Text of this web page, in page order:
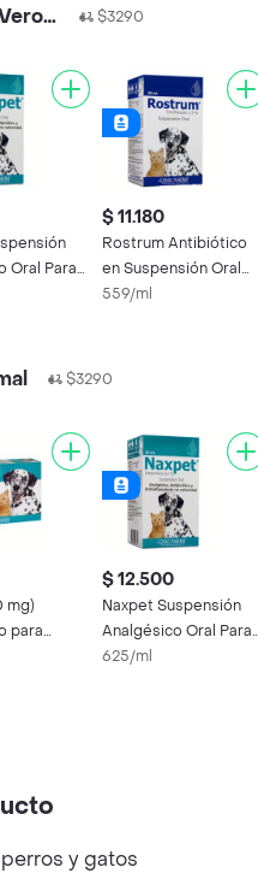
Clinica Veterinaria Verona $3290
Oral Para
$ 11.180
Rostrum Antibiótico
en Suspensión Oral
para Mascotas
559/ml
$3290
mg)
para
$ 12.500
Naxpet Suspensión
Analgésico Oral Para
Perros y Gatos
625/ml
y gatos